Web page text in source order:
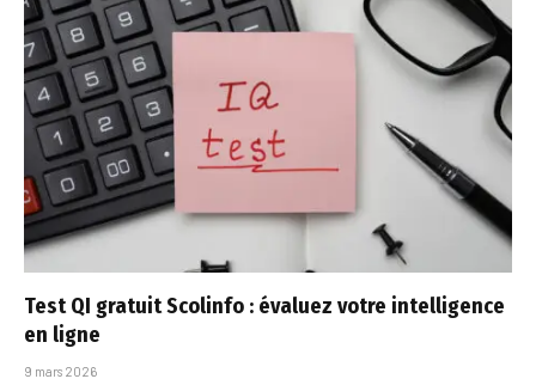
Test QI gratuit Scolinfo : évaluez votre intelligence
en ligne
9 mars 2026